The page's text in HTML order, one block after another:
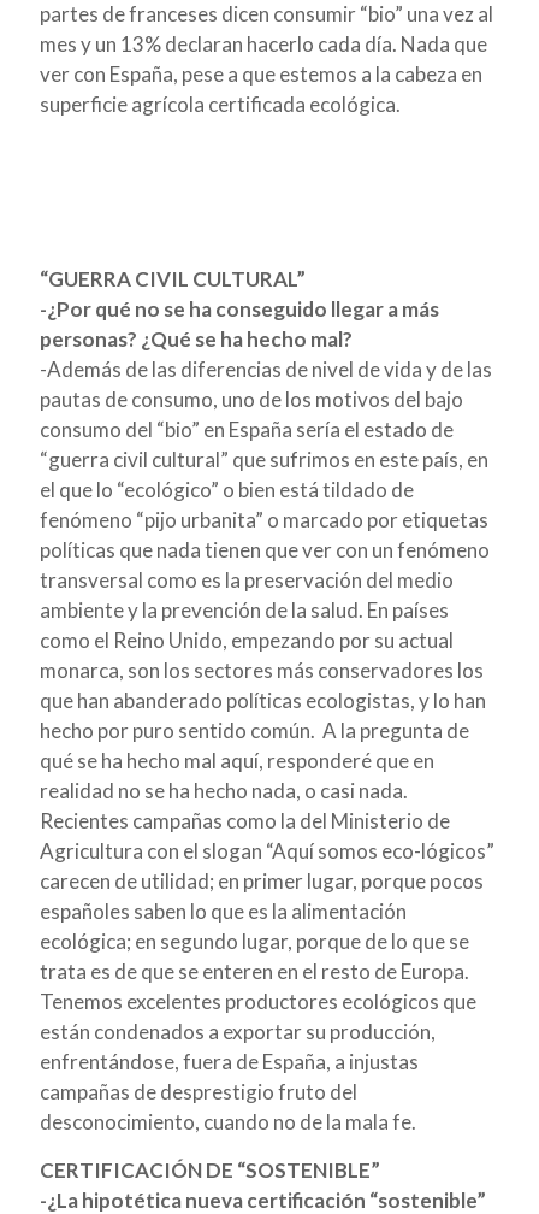
partes de franceses dicen consumir “bio” una vez al
mes y un 13% declaran hacerlo cada día. Nada que
ver con España, pese a que estemos a la cabeza en
superficie agrícola certificada ecológica.
“GUERRA CIVIL CULTURAL”
-¿Por qué no se ha conseguido llegar a más
personas? ¿Qué se ha hecho mal?
-Además de las diferencias de nivel de vida y de las
pautas de consumo, uno de los motivos del bajo
consumo del “bio” en España sería el estado de
“guerra civil cultural” que sufrimos en este país, en
el que lo “ecológico” o bien está tildado de
fenómeno “pijo urbanita” o marcado por etiquetas
políticas que nada tienen que ver con un fenómeno
transversal como es la preservación del medio
ambiente y la prevención de la salud. En países
como el Reino Unido, empezando por su actual
monarca, son los sectores más conservadores los
que han abanderado políticas ecologistas, y lo han
hecho por puro sentido común. A la pregunta de
qué se ha hecho mal aquí, responderé que en
realidad no se ha hecho nada, o casi nada.
Recientes campañas como la del Ministerio de
Agricultura con el slogan “Aquí somos eco-lógicos”
carecen de utilidad; en primer lugar, porque pocos
españoles saben lo que es la alimentación
ecológica; en segundo lugar, porque de lo que se
trata es de que se enteren en el resto de Europa.
Tenemos excelentes productores ecológicos que
están condenados a exportar su producción,
enfrentándose, fuera de España, a injustas
campañas de desprestigio fruto del
desconocimiento, cuando no de la mala fe.
CERTIFICACIÓN DE “SOSTENIBLE”
-¿La hipotética nueva certificación “sostenible”